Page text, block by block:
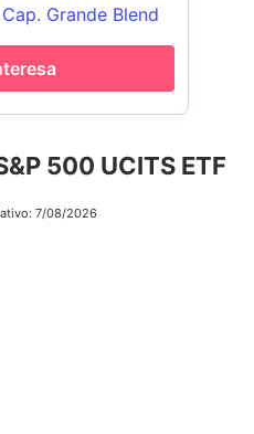
500 UCITS ETF
7/08/2026
Grande Blend